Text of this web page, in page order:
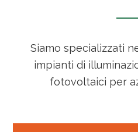
Siamo specializzati
impianti di
fotovoltaici per